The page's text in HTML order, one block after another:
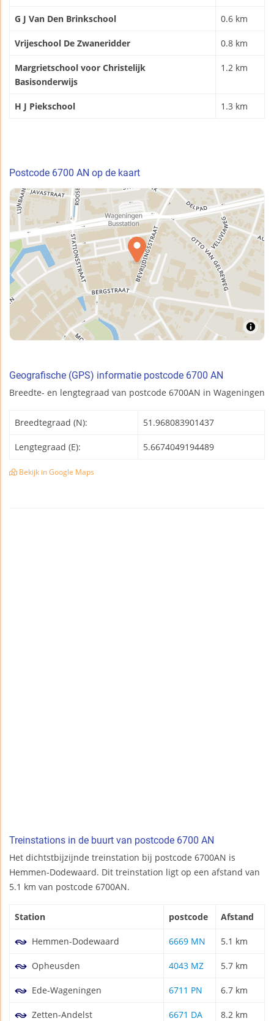
G J Van Den Brinkschool 0.6 km
Vrijeschool De Zwaneridder 0.8 km
Margrietschool voor Christelijk
Basisonderwijs
1.2 km
H J Piekschool 1.3 km
Postcode 6700 AN op de kaart
Geografische (GPS) informatie postcode 6700 AN
Breedte- en lengtegraad van postcode 6700AN in Wageningen
Breedtegraad (N): 51.968083901437
Lengtegraad (E): 5.6674049194489
Bekijk in Google Maps
Treinstations in de buurt van postcode 6700 AN
Het dichtstbijzijnde treinstation bij postcode 6700AN is
Hemmen-Dodewaard. Dit treinstation ligt op een afstand van
5.1 km van postcode 6700AN.
Station postcode Afstand
Hemmen-Dodewaard 6669 MN 5.1 km
Opheusden 4043 MZ 5.7 km
Ede-Wageningen 6711 PN 6.7 km
Zetten-Andelst 6671 DA 8.2 km